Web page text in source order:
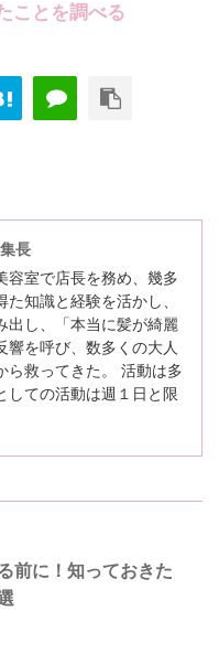
ことを調べる
長
容室で店長を務め、幾多
知識と経験を活かし、
出し、「本当に髪が綺麗
響を呼び、数多くの大人
ら救ってきた。 活動は多
しての活動は週１日と限
前に！知っておきた